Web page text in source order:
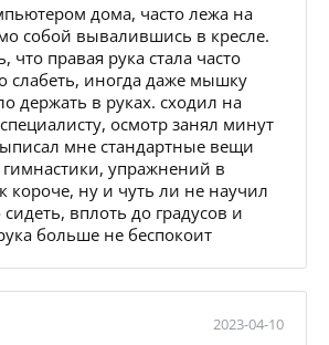
дома, часто лежа на
собой вывалившись в кресле.
что правая рука стала часто
слабеть, иногда даже мышку
держать в руках. сходил на
осмотр занял минут
мне стандартные вещи
упражнений в
короче, ну и чуть ли не научил
вплоть до градусов и
больше не беспокоит
2023-04-10